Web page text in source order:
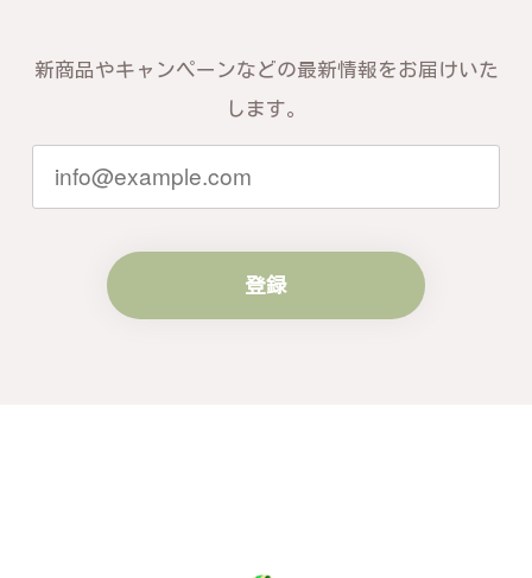
新商品やキャンペーンなどの最新情報をお届けいた
します。
登録